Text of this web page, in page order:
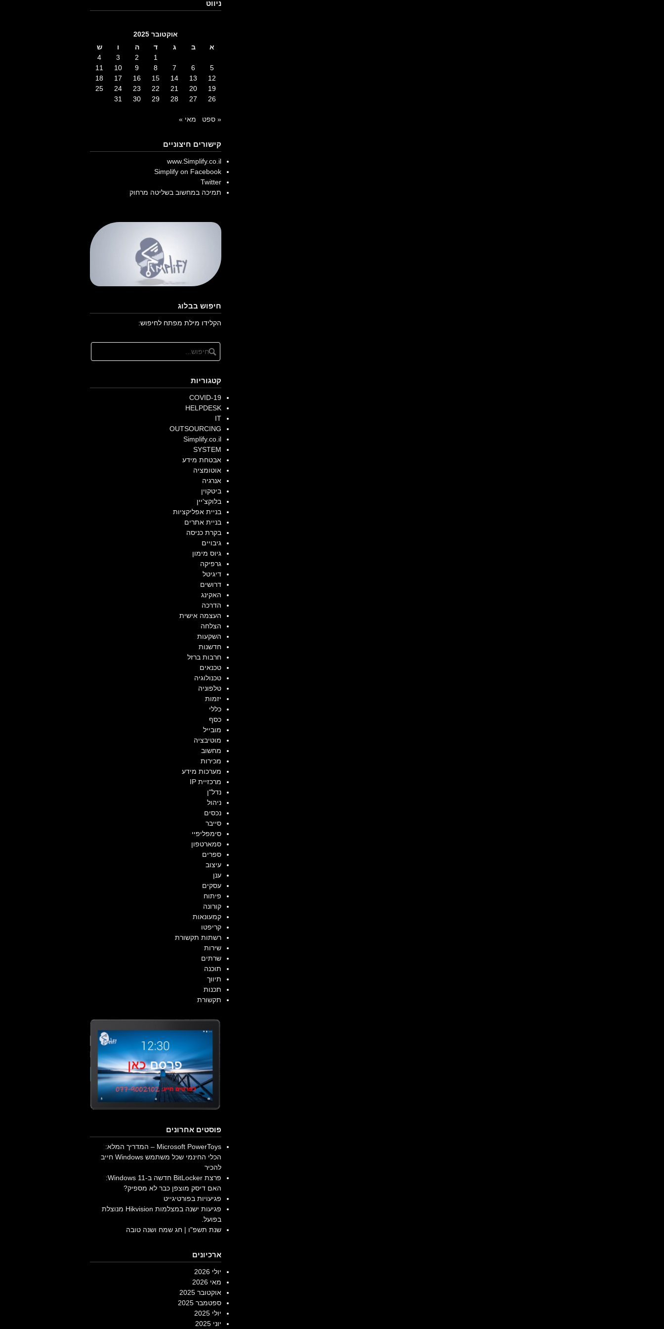
ניווט
אוקטובר 2025
א
ב ג ד ה ו
ש
1
2
3
4
5
6
7
8
9
10
11
12
13
14
15
16
17
18
19
20
21
22
23
24
25
26
27
28
29
30
31
« ספט מאי »
קישורים חיצוניים
www.Simplify.co.il
Simplify on Facebook
Twitter
תמיכה במחשוב בשליטה מרחוק
חיפוש בבלוג
הקלידו מילת מפתח לחיפוש:
קטגוריות
COVID-19
HELPDESK
IT
OUTSOURCING
Simplify.co.il
SYSTEM
אבטחת מידע
אוטומציה
אנרגיה
ביטקוין
בלוקצ'יין
בניית אפליקציות
בניית אתרים
בקרת כניסה
גיבויים
גיוס מימון
גרפיקה
דיגיטל
דרושים
האקינג
הדרכה
העצמה אישית
הצלחה
השקעות
חדשנות
חרבות ברזל
טכנאים
טכנולוגיה
טלפוניה
יזמות
כללי
כסף
מובייל
מוטיבציה
מחשוב
מכירות
מערכות מידע
מרכזיית IP
נדל"ן
ניהול
נכסים
סייבר
סימפליפיי
סמארטפון
ספרים
עיצוב
ענן
עסקים
פיתוח
קורונה
קמעונאות
קריפטו
רשתות תקשורת
שירות
שרתים
תוכנה
תיווך
תכנות
תקשורת
פוסטים אחרונים
Microsoft PowerToys – המדריך המלא:
הכלי החינמי שכל משתמש Windows חייב
להכיר
פרצת BitLocker חדשה ב-Windows 11:
האם דיסק מוצפן כבר לא מספיק?
פגיעויות בפורטיגייט
פגיעות ישנה במצלמות Hikvision מנוצלת
בפועל.
שנת תשפ"ו | חג שמח ושנה טובה
ארכיונים
יולי 2026
מאי 2026
אוקטובר 2025
ספטמבר 2025
יולי 2025
יוני 2025